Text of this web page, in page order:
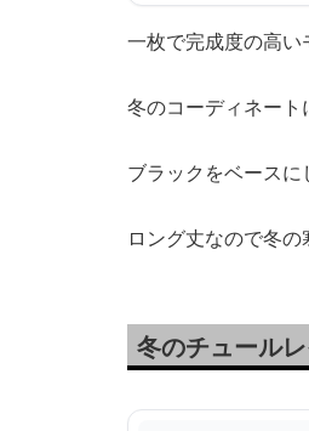
一枚で完成度の高い
冬のコーディネート
ブラックをベースに
ロング丈なので冬
冬のチュール